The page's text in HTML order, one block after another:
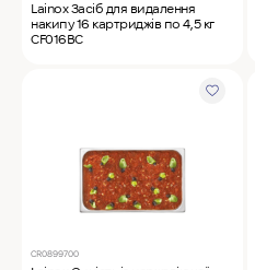
Lainox Засіб для видалення
накипу 16 картриджів по 4,5 кг
CF016BC
CR0899700